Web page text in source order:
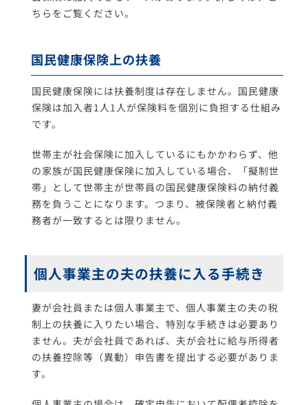
ちらをご覧ください。
国民健康保険上の扶養
国民健康保険には扶養制度は存在しません。国民健康
保険は加入者1人1人が保険料を個別に負担する仕組み
です。
世帯主が社会保険に加入しているにもかかわらず、他
の家族が国民健康保険に加入している場合、「擬制世
帯」として世帯主が世帯員の国民健康保険料の納付義
務を負うことになります。つまり、被保険者と納付義
務者が一致するとは限りません。
個人事業主の夫の扶養に入る手続き
妻が会社員または個人事業主で、個人事業主の夫の税
制上の扶養に入りたい場合、特別な手続きは必要あり
ません。夫が会社員であれば、夫が会社に給与所得者
の扶養控除等（異動）申告書を提出する必要がありま
す。